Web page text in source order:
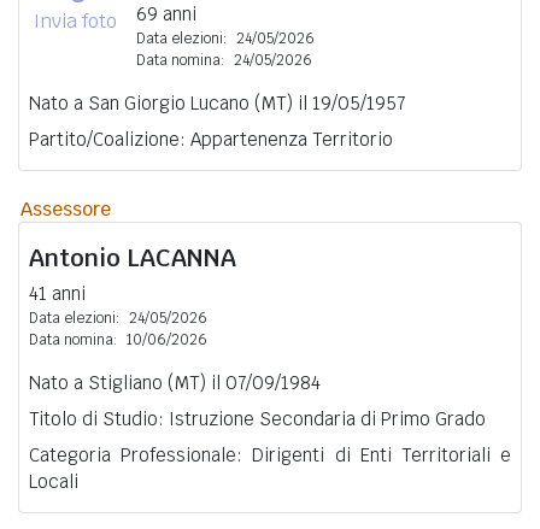
Invia foto 69 anni
Data elezioni: 24/05/2026
Data nomina: 24/05/2026
Nato a San Giorgio Lucano (MT) il 19/05/1957
Partito/Coalizione: Appartenenza Territorio
Assessore
Antonio LACANNA
41 anni
Data elezioni: 24/05/2026
Data nomina: 10/06/2026
Nato a Stigliano (MT) il 07/09/1984
Titolo di Studio: Istruzione Secondaria di Primo Grado
Categoria Professionale: Dirigenti di Enti Territoriali e
Locali